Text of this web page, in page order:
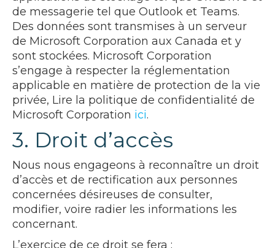
de messagerie tel que Outlook et Teams.
Des données sont transmises à un serveur
de Microsoft Corporation aux Canada et y
sont stockées. Microsoft Corporation
s’engage à respecter la réglementation
applicable en matière de protection de la vie
privée, Lire la politique de confidentialité de
Microsoft Corporation ici.
3. Droit d’accès
Nous nous engageons à reconnaître un droit
d’accès et de rectification aux personnes
concernées désireuses de consulter,
modifier, voire radier les informations les
concernant.
L’exercice de ce droit se fera :